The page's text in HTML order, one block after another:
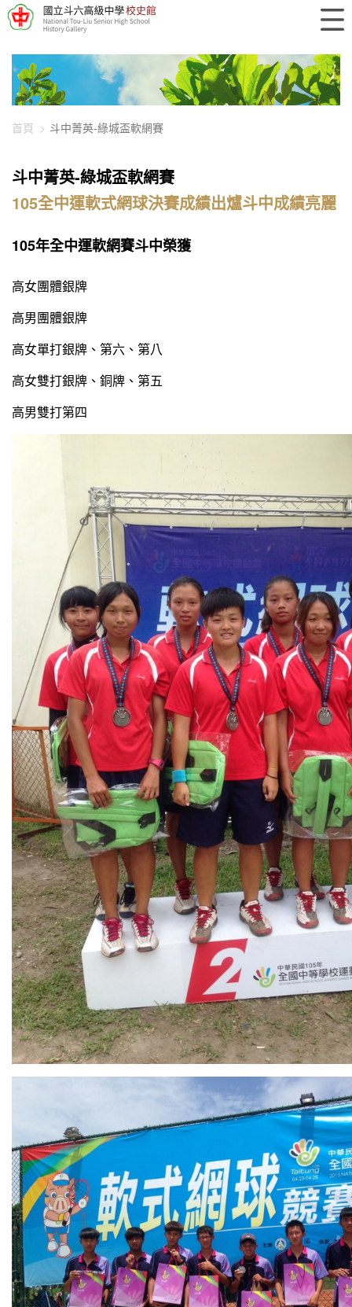
448-7615
首頁 斗中菁英-綠城盃軟網賽
斗中菁英-綠城盃軟網賽
105全中運軟式網球決賽成績出爐斗中成績亮麗
105年全中運軟網賽斗中榮獲
高女團體銀牌
高男團體銀牌
高女單打銀牌、第六、第八
高女雙打銀牌、銅牌、第五
高男雙打第四